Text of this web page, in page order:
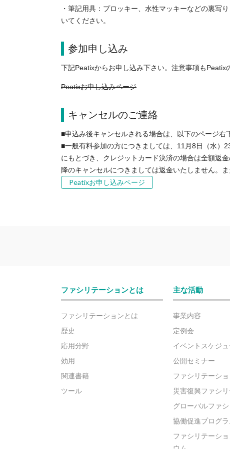
・筆記用具：プロッキー、水性マッキーなどの裏
いてください。
参加申し込み
下記Peatixからお申し込み下さい。注意事項もPeatix
Peatixお申し込みページ
キャンセルのご連絡
■申込み後キャンセルされる場合は、以下のページ右
■一般有料参加の方につきましては、11月8日（水）
にもとづき、クレジットカード決済の場合は全額返
降のキャンセルにつきましては返金いたしません。
Peatixお申し込みページ
ファシリテーションとは
ファシリテーションとは
歴史
応用分野
効用
関連書籍
ツール
主な活動
事業内容
定例会
イベントスケジ
公開セミナー
ファシリテーシ
災害復興ファシ
グローバルファ
協働促進プログラ
ファシリテーシ